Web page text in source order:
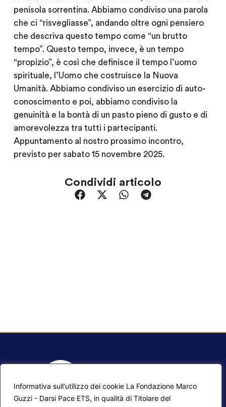
Informativa sull'utilizzo dei cookie La Fondazione Marco
Guzzi - Darsi Pace ETS, in qualità di Titolare del
penisola sorrentina. Abbiamo condiviso una parola
che ci “risvegliasse”, andando oltre ogni pensiero
che descriva questo tempo come “un brutto
tempo”. Questo tempo, invece, è un tempo
“propizio”, è così che definisce il tempo l’uomo
spirituale, l’Uomo che costruisce la Nuova
Umanità. Abbiamo condiviso un esercizio di auto-
conoscimento e poi, abbiamo condiviso la
genuinità e la bontà di un pasto pieno di gusto e di
amorevolezza tra tutti i partecipanti.
Appuntamento al nostro prossimo incontro,
previsto per sabato 15 novembre 2025.
Condividi articolo